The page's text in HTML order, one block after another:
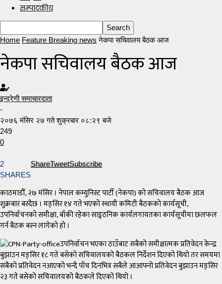
सम्पादकीय
Home Feature Breaking news नेकपा सचिवालय बैठक आज
नेकपा सचिवालय बैठक आज
इन्द्रेणी समाचारदाता
-
२०७६ मंसिर २७ गते शुक्रबार ०८:२९ बजे
249
0
2
SHARES
ShareTweetSubscribe
काठमाडौँ, २७ मंसिर । नेपाल कम्युनिस्ट पार्टी (नेकपा) को सचिवालय बैठक आज
शुक्रबार बस्दैछ । मङ्सिर १४ गते भएको स्थायी कमिटी बैठकको कार्यसूची,
उपनिर्वाचनको समीक्षा, बाँकी रहेका साङ्गठनिक कार्यलगायतका कार्यसूचीमा छलफल
गर्न बैठक बस्न लागेको हो ।
उपनिर्वाचन भएका ठाउँबाट सबैको समीक्षात्मक प्रतिवेदन केन्द्र
बुझाउन मङ्सिर १८ गते बसेको सचिवालयको बैठकल निर्देशन दिएको थियो तर समयमा
सबैको प्रतिवेदन नआएको भन्दै पाँच दिनभित्र सबैले आआफ्नो प्रतिवेदन बुझाउन मङ्सिर
२३ गते बसेको सचिवालयको बैठकले दिएको थियो ।